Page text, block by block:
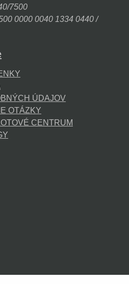
7500
0000 0040 1334 0440 /
ÚDAJOV
OTÁZKY
CENTRUM